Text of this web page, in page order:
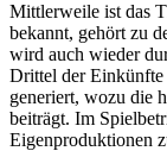
Mittlerweile ist das
bekannt, gehört zu
wird auch wieder
Drittel der
generiert, wozu die
beiträgt. Im
Eigenproduktionen